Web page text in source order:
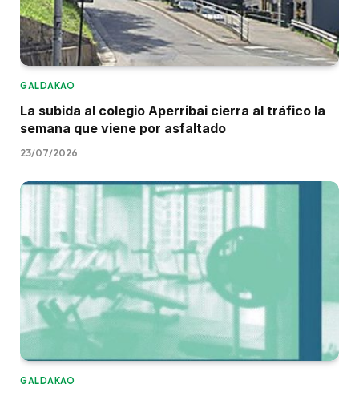
GALDAKAO
La subida al colegio Aperribai cierra al tráfico la
semana que viene por asfaltado
23/07/2026
GALDAKAO